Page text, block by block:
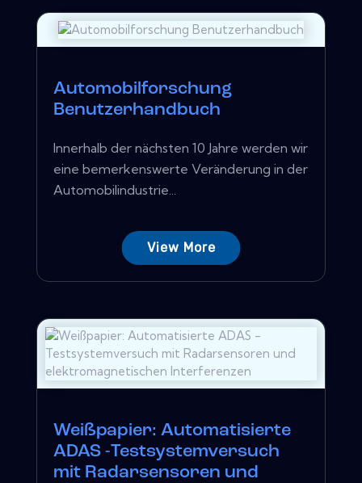
Automobilforschung
Benutzerhandbuch
Innerhalb der nächsten 10 Jahre werden wir
eine bemerkenswerte Veränderung in der
Automobilindustrie...
View More
Weißpapier: Automatisierte
ADAS -Testsystemversuch
mit Radarsensoren und